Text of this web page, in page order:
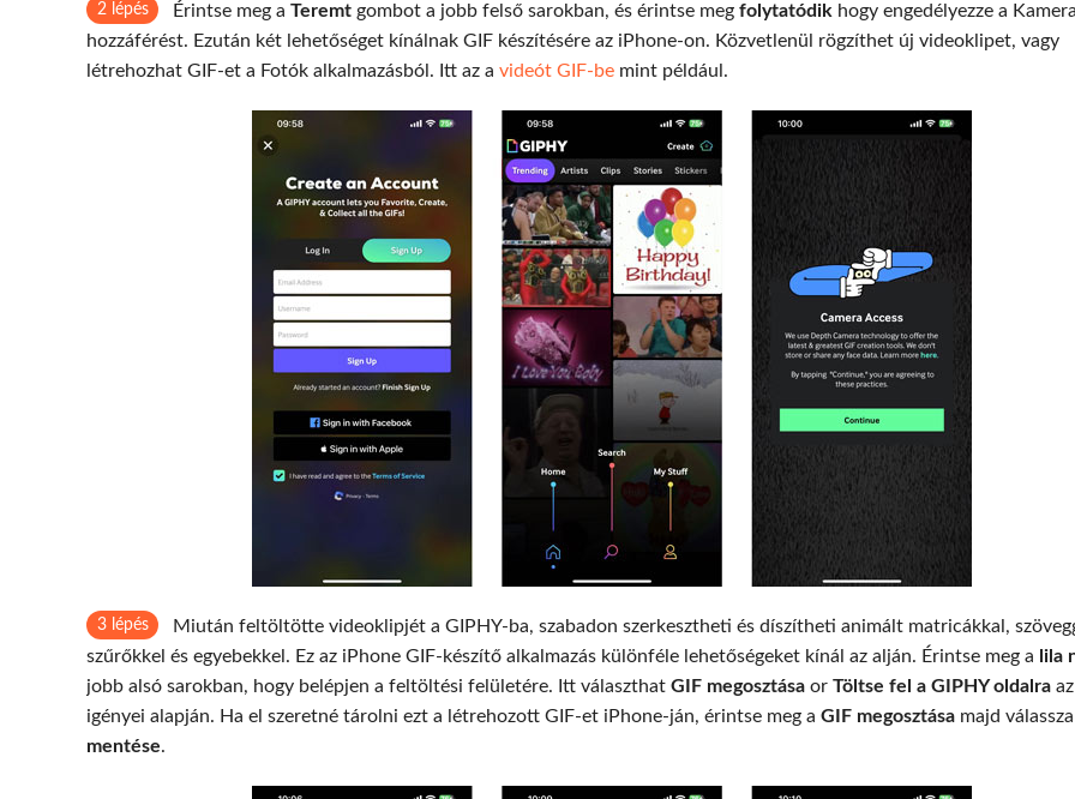
2 lépés Érintse meg a Teremt gombot a jobb felső sarokban, és érintse meg folytatódik hogy engedélyezze a
hozzáférést. Ezután két lehetőséget kínálnak GIF készítésére az iPhone-on. Közvetlenül rögzíthet új videoklipet, vagy
létrehozhat GIF-et a Fotók alkalmazásból. Itt az a videót GIF-be mint például.
3 lépés
Miután feltöltötte videoklipjét a GIPHY-ba, szabadon szerkesztheti és díszítheti animált matricákkal,
szűrőkkel és egyebekkel. Ez az iPhone GIF-készítő alkalmazás különféle lehetőségeket kínál az alján. Érintse meg a lila
jobb alsó sarokban, hogy belépjen a feltöltési felületére. Itt választhat GIF megosztása or Töltse fel a GIPHY oldalra
igényei alapján. Ha el szeretné tárolni ezt a létrehozott GIF-et iPhone-ján, érintse meg a GIF megosztása majd
mentése.